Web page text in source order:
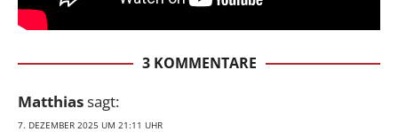
3 KOMMENTARE
Matthiassagt:
7. DEZEMBER 2025 UM 21:11 UHR